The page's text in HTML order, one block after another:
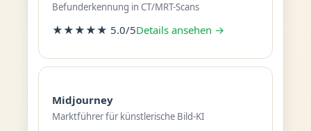
Befunderkennung in CT/MRT-Scans
★★★★★ 5.0/5Details ansehen →
Midjourney
Marktführer für künstlerische Bild-KI